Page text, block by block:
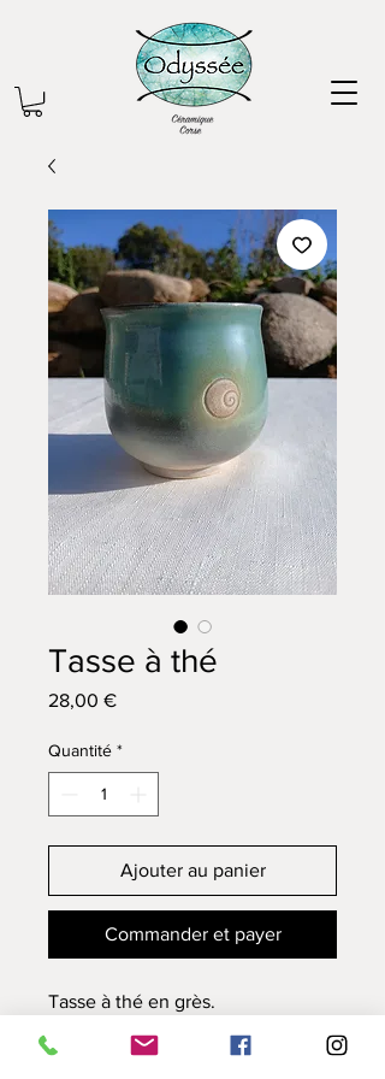
Tasse à thé
28,00 €Prix
Quantité *
Ajouter au panier
Commander et payer
Tasse à thé en grès.
Diamètre : 8,5 cm
Hauteur : 9 cm